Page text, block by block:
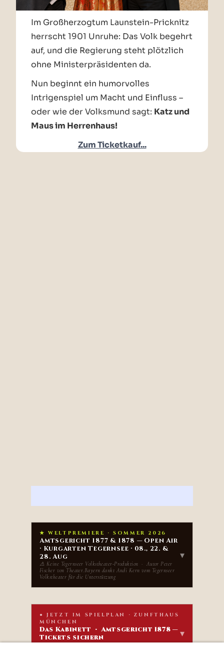
Im Großherzogtum Launstein-Pricknitz
herrscht 1901 Unruhe: Das Volk begehrt
auf, und die Regierung steht plötzlich
ohne Ministerpräsidenten da.
Nun beginnt ein humorvolles
Intrigenspiel um Macht und Einfluss –
oder wie der Volksmund sagt: Katz und
Maus im Herrenhaus!
Zum Ticketkauf...
★ WELTPREMIERE · SOMMER 2026
Amtsgericht 1877 & 1878 — Open Air
· Kurgarten Tegernsee · 08., 22. &
28. Aug
⚠ Keine Tegernseer Volkstheater-Produktion · Autor Peter
Fischer von Theater.Bayern dankt Andi Kern vom Tegernseer
Volkstheater für die Unterstützung
▾
● JETZT IM SPIELPLAN · ZUNFTHAUS
MÜNCHEN
Das Kabinett · Amtsgericht 1878 —
Tickets sichern
▾